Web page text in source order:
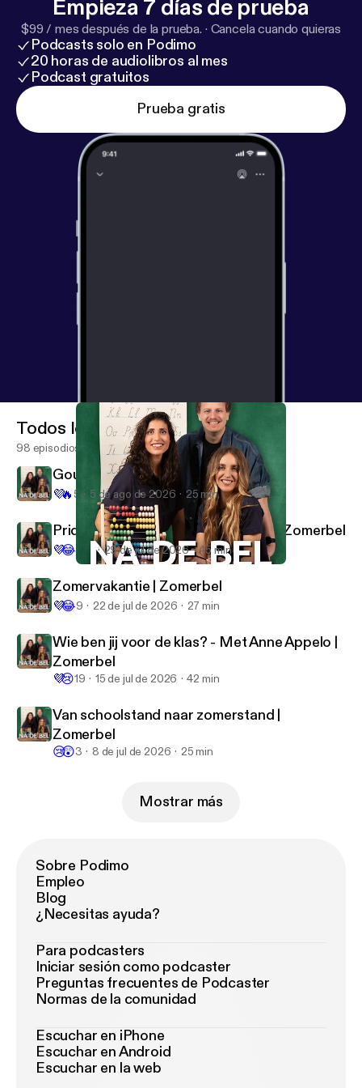
Empieza 7 días de prueba
$99 / mes después de la prueba. · Cancela cuando quieras
Podcasts solo en Podimo
20 horas de audiolibros al mes
Podcast gratuitos
Prueba gratis
Na de bel
Todos los episodios
98 episodios
Gouden weken | Zomerbel
💜🔥 5 5 de ago de 2026 25 min
Pride in de klas - Met Jayden Lans | Zomerbel
💜😂 29 de jul de 2026 45 min
Zomervakantie | Zomerbel
💜😂9 22 de jul de 2026 27 min
Wie ben jij voor de klas? - Met Anne Appelo |
Zomerbel
💜😢19 15 de jul de 2026 42 min
Van schoolstand naar zomerstand |
Zomerbel
😢😲3 8 de jul de 2026 25 min
Mostrar más
Sobre Podimo
Empleo
Blog
¿Necesitas ayuda?
Para podcasters
Iniciar sesión como podcaster
Preguntas frecuentes de Podcaster
Normas de la comunidad
Escuchar en iPhone
Escuchar en Android
Escuchar en la web